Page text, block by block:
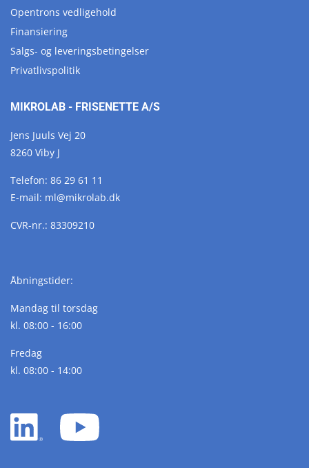
Opentrons vedligehold
Finansiering
Salgs- og leveringsbetingelser
Privatlivspolitik
MIKROLAB - FRISENETTE A/S
Jens Juuls Vej 20
8260 Viby J
Telefon: 86 29 61 11
E-mail: ml@mikrolab.dk
CVR-nr.: 83309210
Åbningstider:
Mandag til torsdag
kl. 08:00 - 16:00
Fredag
kl. 08:00 - 14:00
LinkedIn
white
YouTube
white